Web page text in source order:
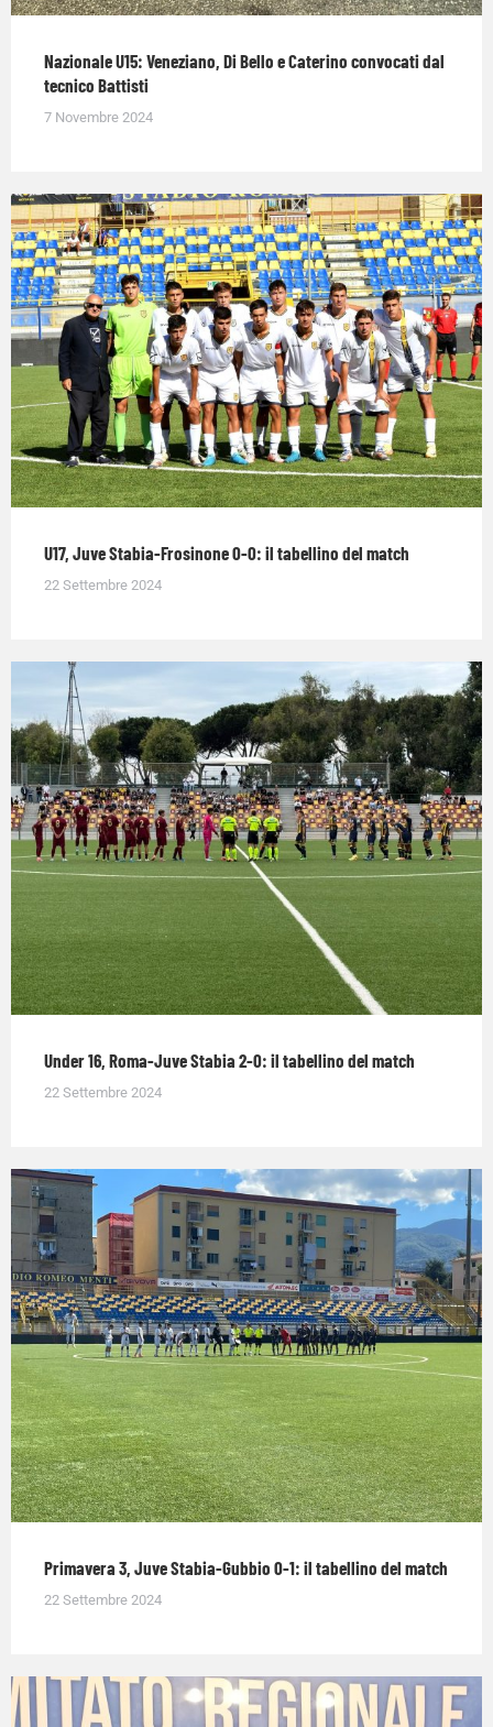
Nazionale U15: Veneziano, Di Bello e Caterino convocati dal
tecnico Battisti
7 Novembre 2024
U17, Juve Stabia-Frosinone 0-0: il tabellino del match
22 Settembre 2024
Under 16, Roma-Juve Stabia 2-0: il tabellino del match
22 Settembre 2024
Primavera 3, Juve Stabia-Gubbio 0-1: il tabellino del match
22 Settembre 2024